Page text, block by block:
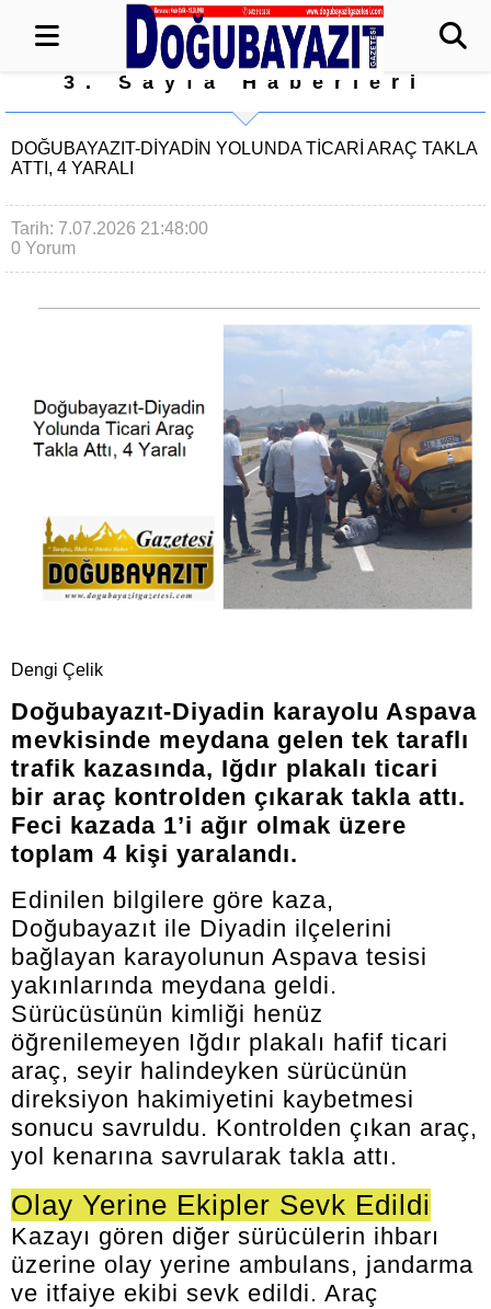
3. Sayfa Haberleri
DOĞUBAYAZIT-DIYADIN YOLUNDA TICARI ARAÇ TAKLA
ATTI, 4 YARALI
Tarih: 7.07.2026 21:48:00
0 Yorum
Dengi Çelik
Doğubayazıt-Diyadin karayolu Aspava
mevkisinde meydana gelen tek taraflı
trafik kazasında, Iğdır plakalı ticari
bir araç kontrolden çıkarak takla attı.
Feci kazada 1’i ağır olmak üzere
toplam 4 kişi yaralandı.
Edinilen bilgilere göre kaza,
Doğubayazıt ile Diyadin ilçelerini
bağlayan karayolunun Aspava tesisi
yakınlarında meydana geldi.
Sürücüsünün kimliği henüz
öğrenilemeyen Iğdır plakalı hafif ticari
araç, seyir halindeyken sürücünün
direksiyon hakimiyetini kaybetmesi
sonucu savruldu. Kontrolden çıkan araç,
yol kenarına savrularak takla attı.
Olay Yerine Ekipler Sevk Edildi
Kazayı gören diğer sürücülerin ihbarı
üzerine olay yerine ambulans, jandarma
ve itfaiye ekibi sevk edildi. Araç